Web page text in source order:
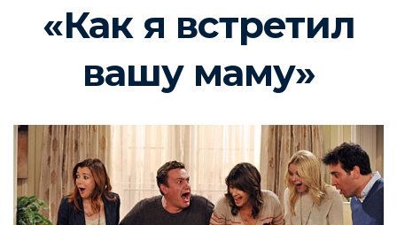
«Как я встретил
вашу маму»